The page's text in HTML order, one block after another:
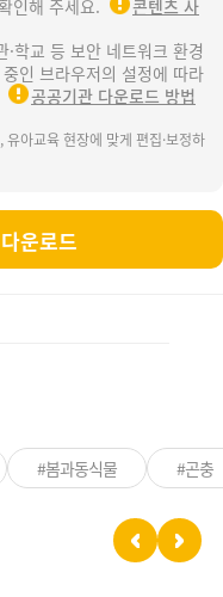
인해 주세요.
콘텐츠 사
학교 등 보안 네트워크 환경
인 브라우저의 설정에 따라
공공기관 다운로드 방법
아교육 현장에 맞게 편집·보정하
다운로드
#봄과동식물 #곤충